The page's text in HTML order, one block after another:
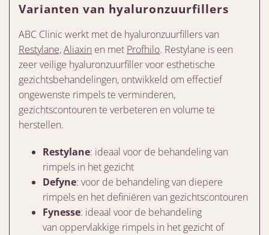
Varianten van hyaluronzuurfillers
ABC Clinic werkt met de hyaluronzuurfillers van
Restylane,Aliaxin en met Profhilo. Restylane is een
zeer veilige hyaluronzuurfiller voor esthetische
gezichtsbehandelingen, ontwikkeld om effectief
ongewenste rimpels te verminderen,
gezichtscontouren te verbeteren en volume te
herstellen.
Restylane: ideaal voor de behandeling van
rimpels in het gezicht
Defyne: voor de behandeling van diepere
rimpels en het definiëren van gezichtscontouren
Fynesse: ideaal voor de behandeling
van oppervlakkige rimpels in het gezicht of